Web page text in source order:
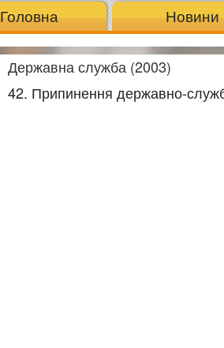
Головна Новини
Державна служба (2003)
42. Припинення державно-